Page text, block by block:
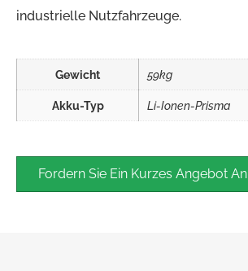
industrielle Nutzfahrzeuge.
Gewicht 59kg
Akku-Typ Li-Ionen-Prisma
Fordern Sie Ein Kurzes Angebot An